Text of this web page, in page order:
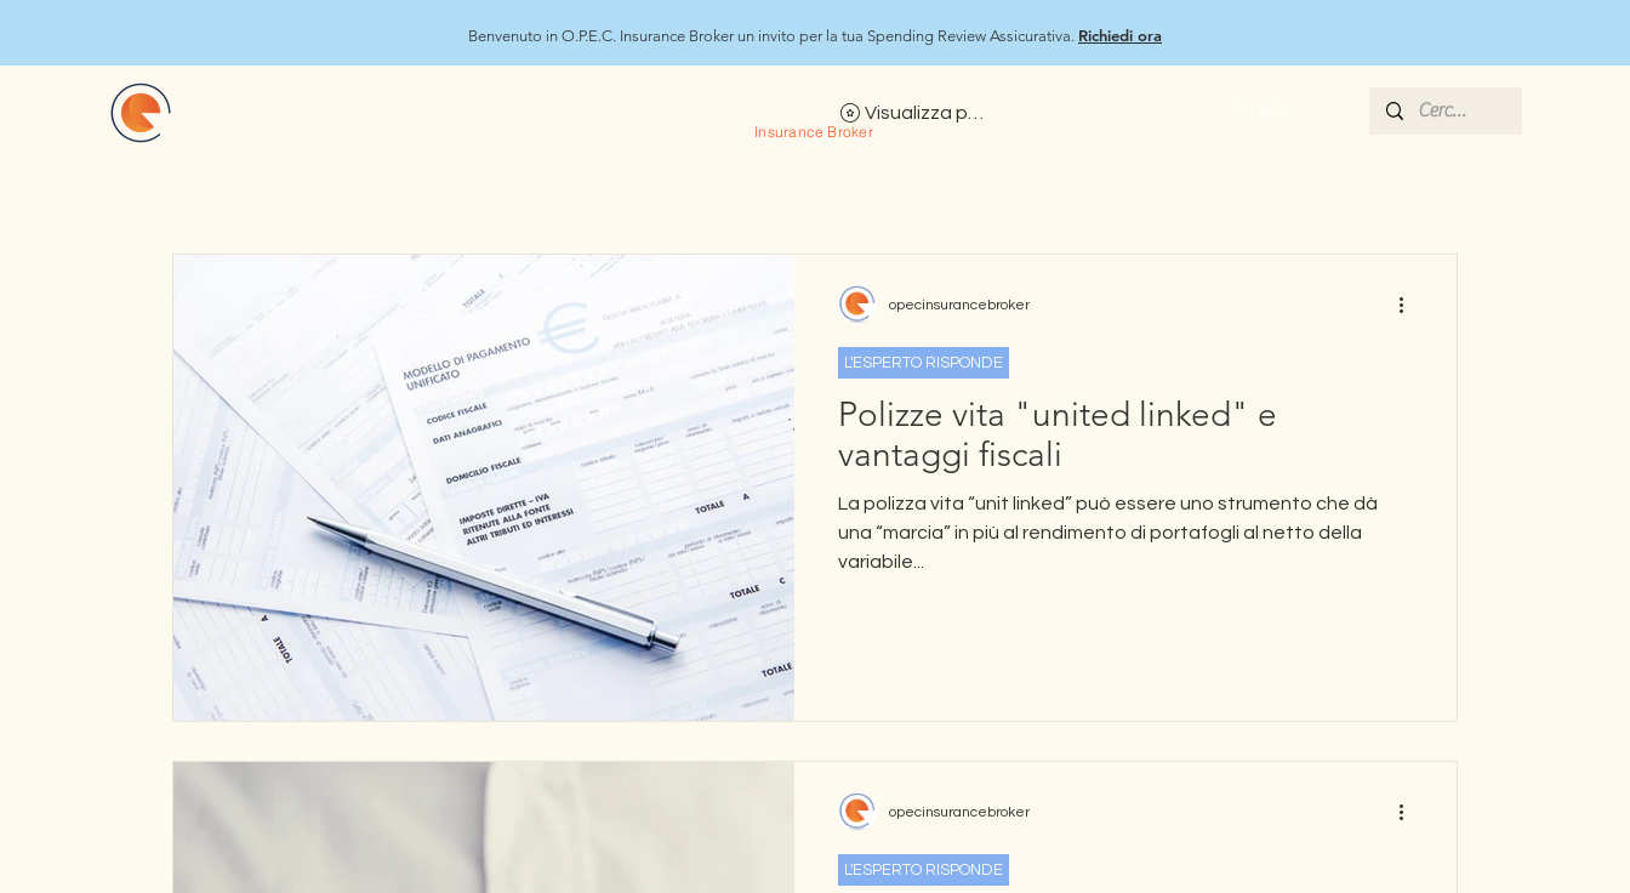
Benvenuto in O.P.E.C. Insurance Broker un invito per la tua Spending Review Assicurativa. Richiedi ora
O.P.E.C.
Insurance Broker
Polizze vita "united linked" e
vantaggi fiscali
La polizza vita “unit linked” può essere uno strumento che dà
una “marcia” in più al rendimento di portafogli al netto della
variabile...
L'ESPERTO RISPONDE
opecinsurancebroker
L'ESPERTO RISPONDE
opecinsurancebroker